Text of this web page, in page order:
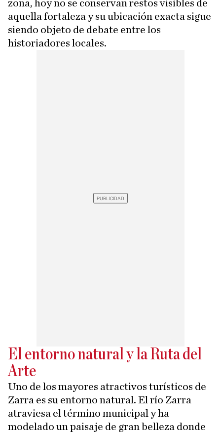
zona, hoy no se conservan restos visibles de
aquella fortaleza y su ubicación exacta sigue
siendo objeto de debate entre los
historiadores locales.
El entorno natural y la Ruta del
Arte
Uno de los mayores atractivos turísticos de
Zarra es su entorno natural. El río Zarra
atraviesa el término municipal y ha
modelado un paisaje de gran belleza donde